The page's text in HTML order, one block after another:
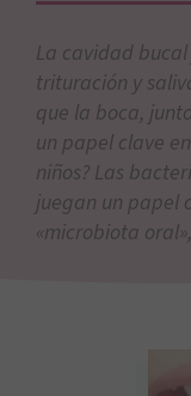
La cavidad
trituración y
que la boca,
un papel clave
niños? Las
juegan un papel
«microbiota